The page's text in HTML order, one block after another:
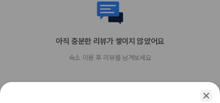
아직 충분한 리뷰가 쌓이지 않았어요
숙소 이용 후 리뷰를 남겨보세요